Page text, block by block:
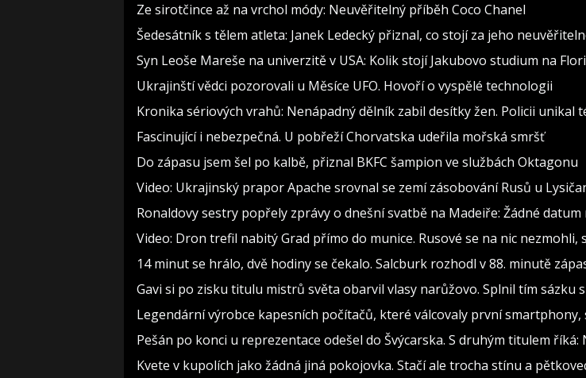
Ze sirotčince až na vrchol módy: Neuvěřitelný příběh Coco Chanel
Šedesátník s tělem atleta: Janek Ledecký přiznal, co stojí za jeho
Syn Leoše Mareše na univerzitě v USA: Kolik stojí Jakubovo studium na
Ukrajinští vědci pozorovali u Měsíce UFO. Hovoří o vyspělé technologii
Kronika sériových vrahů: Nenápadný dělník zabil desítky žen. Policii unikal
Fascinující i nebezpečná. U pobřeží Chorvatska udeřila mořská smršť
Do zápasu jsem šel po kalbě, přiznal BKFC šampion ve službách Oktagonu
Video: Ukrajinský prapor Apache srovnal se zemí zásobování Rusů u
Ronaldovy sestry popřely zprávy o dnešní svatbě na Madeiře: Žádné datum
Video: Dron trefil nabitý Grad přímo do munice. Rusové se na nic
14 minut se hrálo, dvě hodiny se čekalo. Salcburk rozhodl v 88. minutě
Gavi si po zisku titulu mistrů světa obarvil vlasy narůžovo. Splnil tím sázku
Legendární výrobce kapesních počítačů, které válcovaly první smartphony,
Pešán po konci u reprezentace odešel do Švýcarska. S druhým titulem
Kvete v kupolích jako žádná jiná pokojovka. Stačí ale trocha stínu a